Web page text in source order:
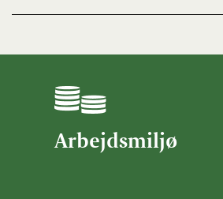
Arbejdsmiljø